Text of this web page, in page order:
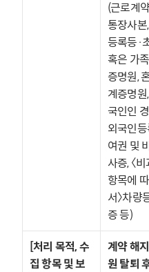
(근로계
통장사본
등록등·
혹은 가
증명원,
계증명원,
국인인 경
외국인
여권 및
사증, 〈비
항목에
서〉차량
증 등)
[처리 목적, 수
집 항목 및 보
계약 해
원 탈퇴